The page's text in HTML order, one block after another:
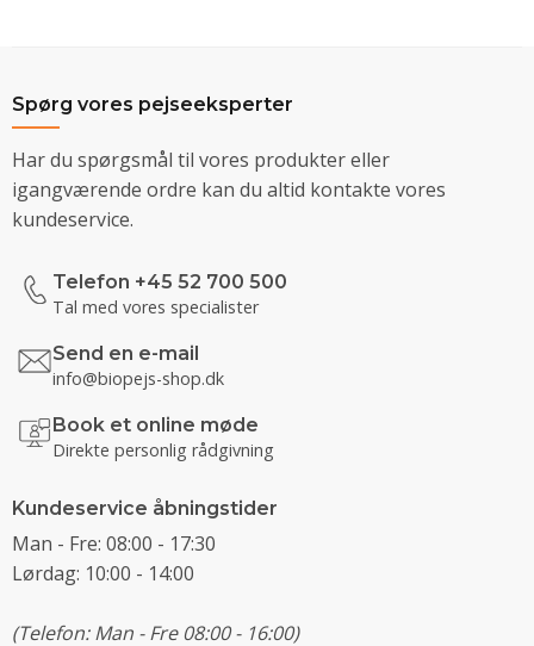
Spørg vores pejseeksperter
Har du spørgsmål til vores produkter eller
igangværende ordre kan du altid kontakte vores
kundeservice.
Telefon +45 52 700 500
Tal med vores specialister
Send en e-mail
info@biopejs-shop.dk
Book et online møde
Direkte personlig rådgivning
Kundeservice åbningstider
Man - Fre: 08:00 - 17:30
Lørdag: 10:00 - 14:00
(Telefon: Man - Fre 08:00 - 16:00)